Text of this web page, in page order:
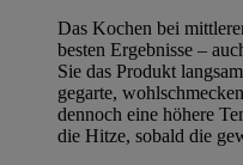
Das Kochen bei
besten Ergebnisse –
Sie das Produkt
gegarte,
dennoch eine höhere
die Hitze, sobald die